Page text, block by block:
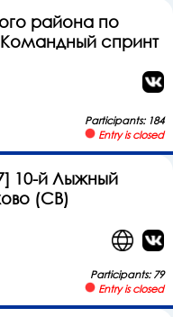
района по
спринт
Participants: 184
Entry is closed
10-й Лыжный
(СВ)
Participants: 79
Entry is closed